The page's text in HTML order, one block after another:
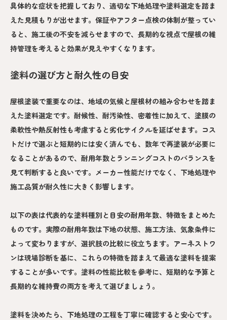
具体的な症状を把握しており、適切な下地処理や塗料選定を踏ま
えた見積もりが出せます。保証やアフター点検の体制が整ってい
ると、施工後の不安を減らせますので、長期的な視点で屋根の維
持管理を考えると効果が見えやすくなります。
塗料の選び方と耐久性の目安
屋根塗装で重要なのは、地域の気候と屋根材の組み合わせを踏ま
えた塗料選定です。耐候性、耐汚染性、密着性に加えて、塗膜の
柔軟性や熱反射性も考慮すると劣化サイクルを延ばせます。コス
トだけで選ぶと短期的には安く済んでも、数年で再塗装が必要に
なることがあるので、耐用年数とランニングコストのバランスを
見て判断すると良いです。メーカー性能だけでなく、下地処理や
施工品質が耐久性に大きく影響します。
以下の表は代表的な塗料種別と目安の耐用年数、特徴をまとめた
ものです。実際の耐用年数は下地の状態、施工方法、気象条件に
よって変わりますが、選択肢の比較に役立ちます。アーネストワ
ンは現場診断を基に、これらの特徴を踏まえて最適な塗料を提案
することが多いです。塗料の性能比較を参考に、短期的な予算と
長期的な維持費の両方を考えて選びましょう。
塗料を決めたら、下地処理の工程を丁寧に確認すると安心です。